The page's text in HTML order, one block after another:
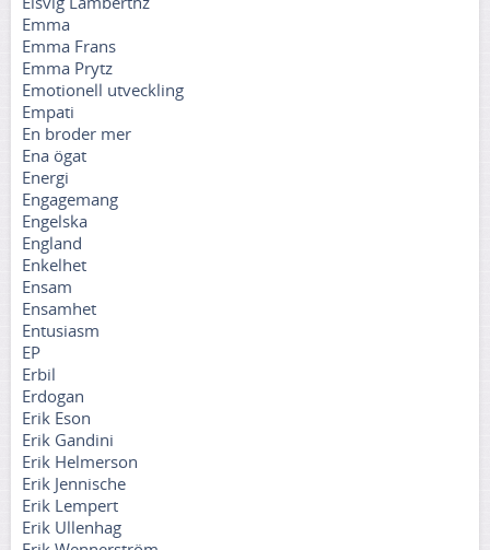
Emma
Emma Frans
Emma Prytz
Emotionell utveckling
Empati
En broder mer
Ena ögat
Energi
Engagemang
Engelska
England
Enkelhet
Ensam
Ensamhet
Entusiasm
EP
Erbil
Erdogan
Erik Eson
Erik Gandini
Erik Helmerson
Erik Jennische
Erik Lempert
Erik Ullenhag